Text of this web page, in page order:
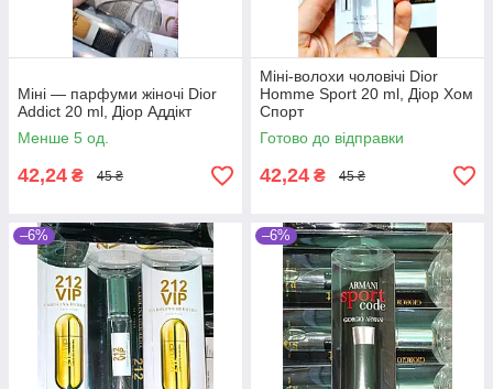
Міні — парфуми жіночі Dior
Addict 20 ml, Діор Аддікт
Менше 5 од.
42,24 ₴ 45 ₴
Міні-волохи чоловічі Dior
Homme Sport 20 ml, Діор Хом
Спорт
Готово до відправки
42,24 ₴ 45 ₴
–6% –6%